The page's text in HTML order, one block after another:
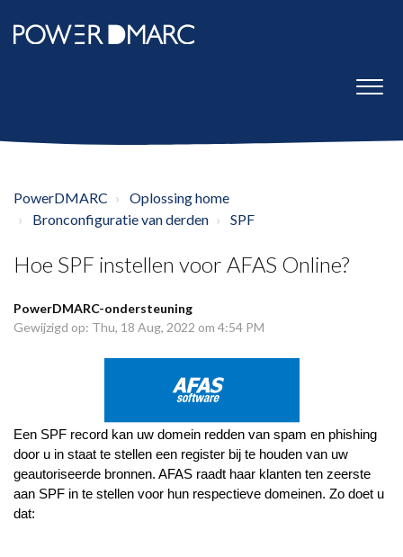
PowerDMARC
Oplossing home
Bronconfiguratie van derden
SPF
Hoe SPF instellen voor AFAS Online?
PowerDMARC-ondersteuning
Gewijzigd op: Thu, 18 Aug, 2022 om 4:54 PM
Een SPF record kan uw domein redden van spam en phishing
door u in staat te stellen een register bij te houden van uw
geautoriseerde bronnen. AFAS raadt haar klanten ten zeerste
aan SPF in te stellen voor hun respectieve domeinen. Zo doet u
dat: